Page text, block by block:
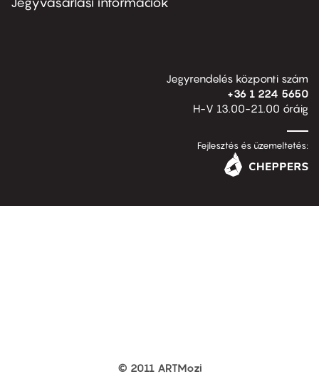
Jegyrendelés központi szám
+36 1 224 5650
H-V 13.00-21.00 óráig
Fejlesztés és üzemeltetés:
© 2011 ARTMozi